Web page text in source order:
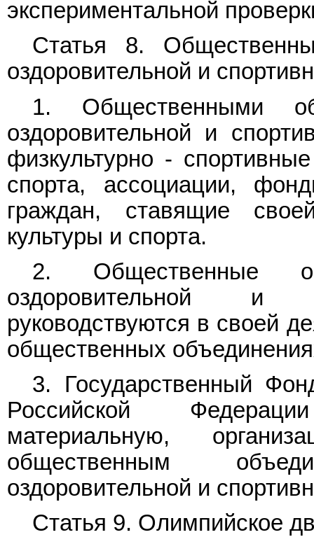
экспериментальной
Статья 8.
оздоровительной и
1. Общественными
оздоровительной и
физкультурно -
спорта, ассоциации,
граждан, ставящие
культуры и спорта.
2. Общественные
оздоровительной и
руководствуются в своей
общественных
3. Государственный
Российской
материальную,
общественным
оздоровительной и
Статья 9. Олимпийское